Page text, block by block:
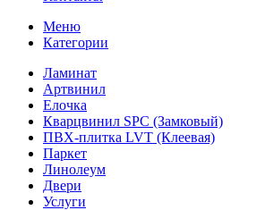
Меню
Категории
Ламинат
Артвинил
Елочка
Кварцвинил SPC (Замковый)
ПВХ-плитка LVT (Клеевая)
Паркет
Линолеум
Двери
Услуги